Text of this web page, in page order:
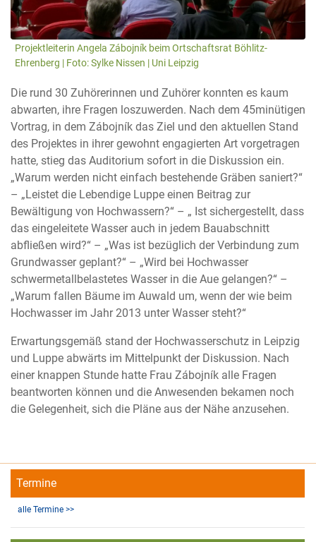
Projektleiterin Angela Zábojník beim Ortschaftsrat Böhlitz-
Ehrenberg | Foto: Sylke Nissen | Uni Leipzig
Die rund 30 Zuhörerinnen und Zuhörer konnten es kaum
abwarten, ihre Fragen loszuwerden. Nach dem 45minütigen
Vortrag, in dem Zábojník das Ziel und den aktuellen Stand
des Projektes in ihrer gewohnt engagierten Art vorgetragen
hatte, stieg das Auditorium sofort in die Diskussion ein.
„Warum werden nicht einfach bestehende Gräben saniert?“
– „Leistet die Lebendige Luppe einen Beitrag zur
Bewältigung von Hochwassern?“ – „ Ist sichergestellt, dass
das eingeleitete Wasser auch in jedem Bauabschnitt
abfließen wird?“ – „Was ist bezüglich der Verbindung zum
Grundwasser geplant?“ – „Wird bei Hochwasser
schwermetallbelastetes Wasser in die Aue gelangen?“ –
„Warum fallen Bäume im Auwald um, wenn der wie beim
Hochwasser im Jahr 2013 unter Wasser steht?“
Erwartungsgemäß stand der Hochwasserschutz in Leipzig
und Luppe abwärts im Mittelpunkt der Diskussion. Nach
einer knappen Stunde hatte Frau Zábojník alle Fragen
beantworten können und die Anwesenden bekamen noch
die Gelegenheit, sich die Pläne aus der Nähe anzusehen.
Termine
alle Termine >>